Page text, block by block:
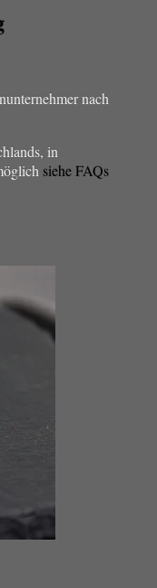
nach
in
siehe FAQs